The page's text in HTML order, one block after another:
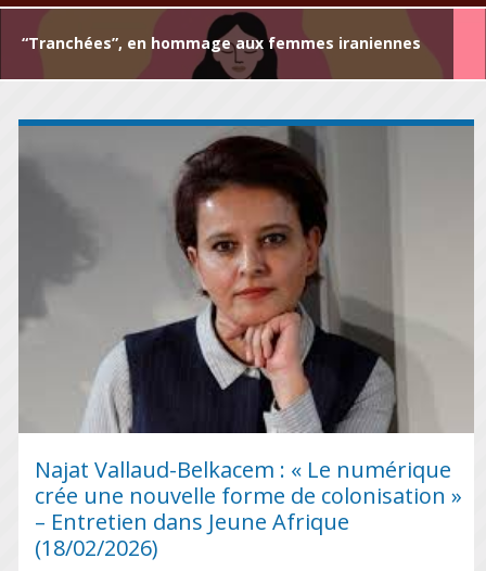
“Tranchées”, en hommage aux femmes iraniennes
Najat Vallaud-Belkacem : « Le numérique
crée une nouvelle forme de colonisation »
– Entretien dans Jeune Afrique
(18/02/2026)